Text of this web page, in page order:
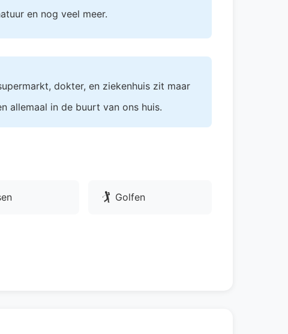
en nog veel meer.
dokter, en ziekenhuis zit maar
allemaal in de buurt van ons huis.
🏌 Golfen